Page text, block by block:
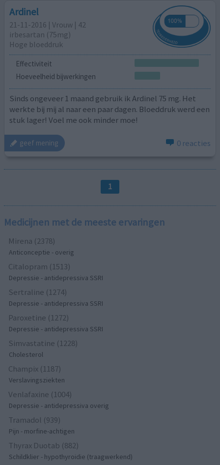
Ardinel
21-11-2016 | Vrouw | 42
irbesartan (75mg)
Hoge bloeddruk
Effectiviteit
Hoeveelheid bijwerkingen
Sinds ongeveer 1 maand gebruik ik Ardinel 75 mg. Het
werkte bij mij al naar een paar dagen. Bloeddruk werd een
stuk lager! Voel me ook minder moe!
geef mening 0 reacties
1
Medicijnen met de meeste ervaringen
Mirena (2378)
Anticonceptie - overig
Citalopram (1513)
Depressie - antidepressiva SSRI
Sertraline (1274)
Depressie - antidepressiva SSRI
Paroxetine (1272)
Depressie - antidepressiva SSRI
Simvastatine (1228)
Cholesterol
Champix (1187)
Verslavingsziekten
Venlafaxine (1004)
Depressie - antidepressiva overig
Tramadol (939)
Pijn - morfine-achtigen
Thyrax Duotab (882)
Schildklier - hypothyroidie (traagwerkend)